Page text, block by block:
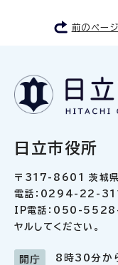
前のペー
日立市役所
〒317-8601 茨城県
電話：0294-22-
IP電話：050-5528-
ヤルしてください。
開庁 8時30分か